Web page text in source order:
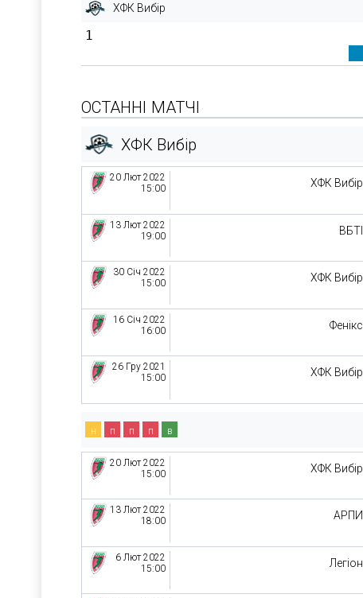
ХФК Вибір
1
ОСТАННІ МАТЧІ
ХФК Вибір
20 Лют 2022
15:00
ХФК Вибір
13 Лют 2022
19:00
ВБТІ
30 Січ 2022
15:00
ХФК Вибір
16 Січ 2022
16:00
Фенікс
26 Гру 2021
15:00
ХФК Вибір
н п п п в
20 Лют 2022
15:00
ХФК Вибір
13 Лют 2022
18:00
АРПИ
6 Лют 2022
15:00
Легіон